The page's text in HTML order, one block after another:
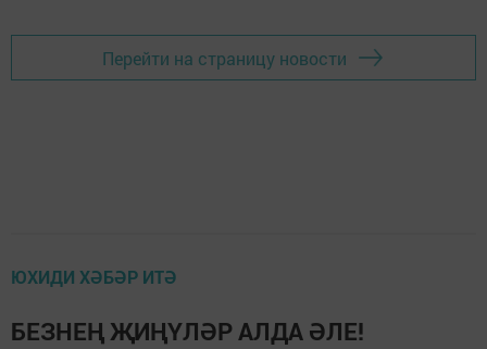
Перейти на страницу новости
ЮХИДИ ХӘБӘР ИТӘ
БЕЗНЕҢ ҖИҢҮЛӘР АЛДА ӘЛЕ!